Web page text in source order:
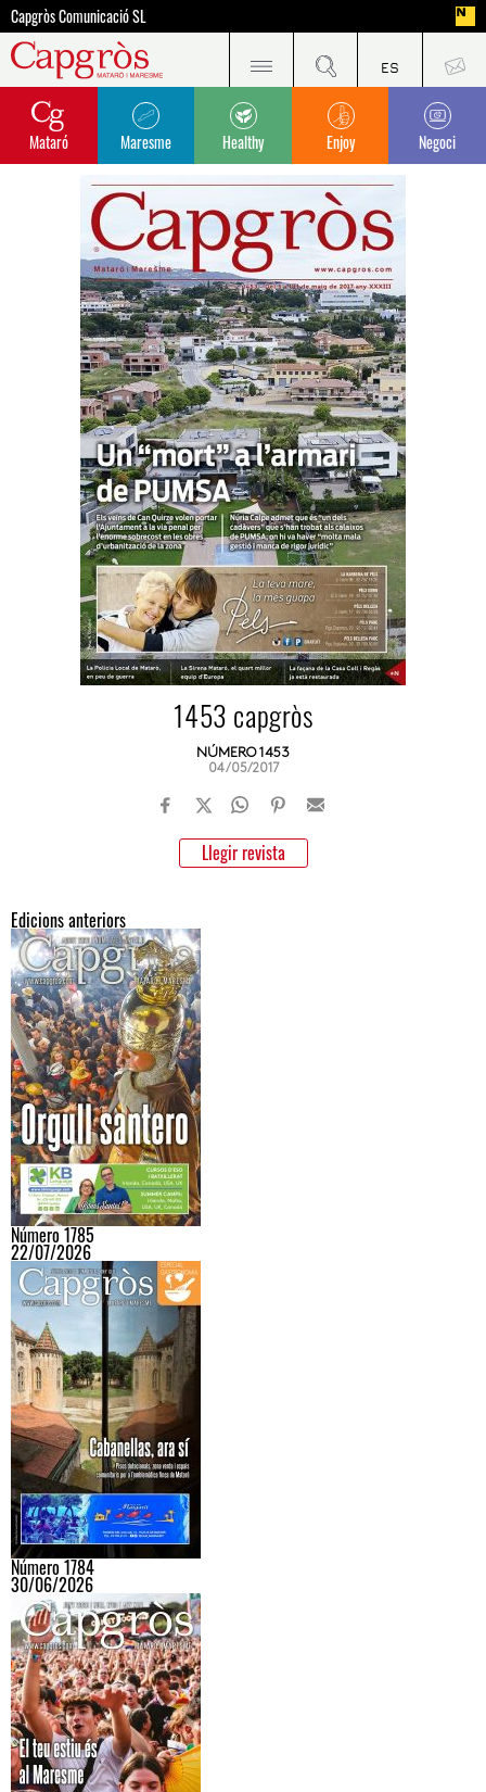
Capgròs Comunicació SL
Mataró Maresme Healthy Enjoy Negoci
1453 capgròs
NÚMERO 1453
04/05/2017
Llegir revista
Edicions anteriors
Número 1785
22/07/2026
Número 1784
30/06/2026